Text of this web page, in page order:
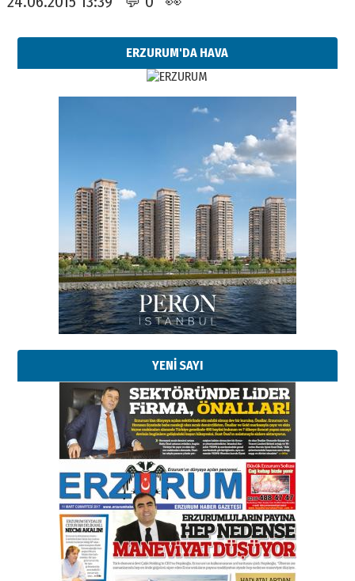
ERZURUM'DA HAVA
YENİ SAYI
Esat BİNDESEN
Başkan Sekmen’den Erzurum’a
bir vizyon proje daha!
02 Ağustos 2026 Pazar
Erzurumspor’un köşe taşları
29 Haziran 2026 Pazartesi
Kenan GÜLERCİ
Murat Şahsuvaroğlu ERKON’da
çıtayı yukarı taşırken,
yönetimdekiler aşağı
çekmemeli!
17 Şubat 2026 SalıOrhan BOZKURT
Bir fotoğraf, bir şehir, bir
gazeteci… Dizginler kimin
elinde?